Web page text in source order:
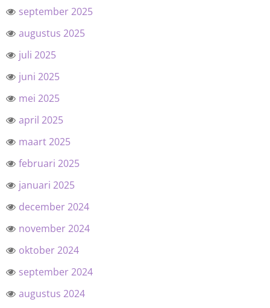
september 2025
augustus 2025
juli 2025
juni 2025
mei 2025
april 2025
maart 2025
februari 2025
januari 2025
december 2024
november 2024
oktober 2024
september 2024
augustus 2024